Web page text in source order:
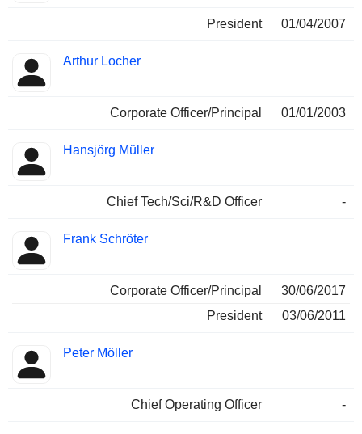
President 01/04/2007
Arthur Locher
Corporate Officer/Principal 01/01/2003
Hansjörg Müller
Chief Tech/Sci/R&D Officer -
Frank Schröter
Corporate Officer/Principal
30/06/2017
President
03/06/2011
Peter Möller
Chief Operating Officer -